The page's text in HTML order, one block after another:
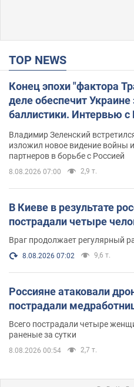
TOP NEWS
Конец эпохи "фактора
деле обеспечит
баллистики. Интервью
Владимир Зеленский
изложил новое видение войны
партнеров в борьбе с Россией
8.08.2026 07:00 2,9 т.
В Киеве в результате
пострадали четыре
Враг продолжает регулярный
8.08.2026 07:02 9,6 т.
Россияне атаковали
пострадали
Всего пострадали четыре
раненые за сутки
8.08.2026 00:54 2,7 т.